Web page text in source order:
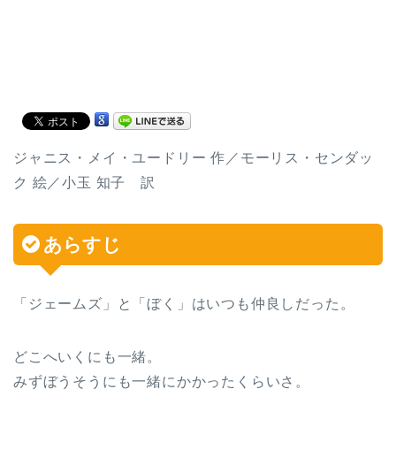
ジャニス・メイ・ユードリー 作／モーリス・センダッ
ク 絵／小玉 知子 訳
あらすじ
「ジェームズ」と「ぼく」はいつも仲良しだった。
どこへいくにも一緒。
みずぼうそうにも一緒にかかったくらいさ。